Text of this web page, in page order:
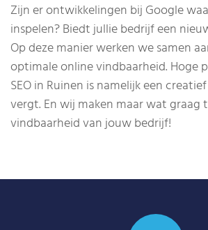
Zijn er ontwikkelingen bij Google
inspelen? Biedt jullie bedrijf een
Op deze manier werken we samen
optimale online vindbaarheid. Hoge
SEO in Ruinen is namelijk een
vergt. En wij maken maar wat graag
vindbaarheid van jouw bedrijf!